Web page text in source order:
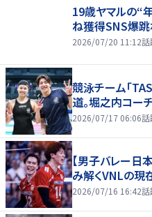
19歳ヤマルの“
ね獲得SNS爆
2026/07/20 11:12話
競泳チーム「
道。堀之内コー
2026/07/17 06:06話
【男子バレー日
み解くVNLの現
2026/07/16 16:42話